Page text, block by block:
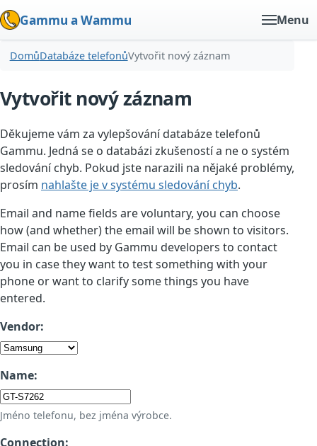
Gammu a Wammu Menu
DomůDatabáze telefonůVytvořit nový záznam
Vytvořit nový záznam
Děkujeme vám za vylepšování databáze telefonů
Gammu. Jedná se o databázi zkušeností a ne o systém
sledování chyb. Pokud jste narazili na nějaké problémy,
prosím nahlašte je v systému sledování chyb.
Email and name fields are voluntary, you can choose
how (and whether) the email will be shown to visitors.
Email can be used by Gammu developers to contact
you in case they want to test something with your
phone or want to clarify some things you have
entered.
Vendor:
Name:
Jméno telefonu, bez jména výrobce.
Connection: